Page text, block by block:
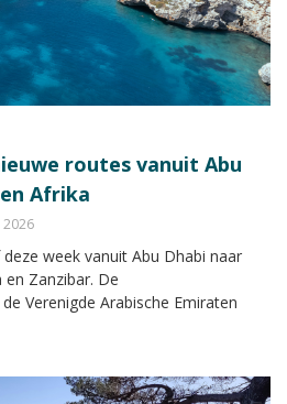
routes vanuit Abu
Afrika
2026
week vanuit Abu Dhabi naar
Zanzibar. De
Verenigde Arabische Emiraten